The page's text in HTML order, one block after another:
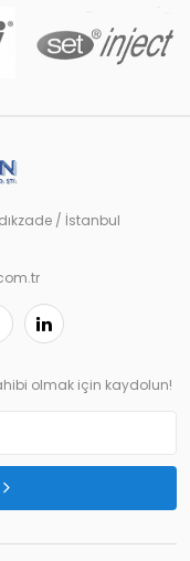
/ İstanbul
olmak için kaydolun!